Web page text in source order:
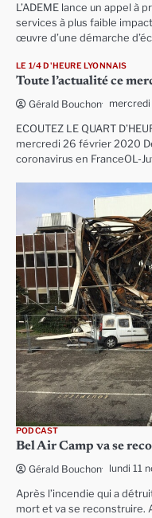
L’ADEME lance un appel à
services à plus faible
œuvre d’une démarche
LE 1/4 D'HEURE LYONNAIS
Toute l’actualité ce
Gérald Bouchon
ECOUTEZ LE QUART
mercredi 26 février 2020
coronavirus en FranceOL-
PODCAST
Bel Air Camp va se
Gérald Bouchon lundi 11
Après l’incendie qui a
mort et va se reconstruire.